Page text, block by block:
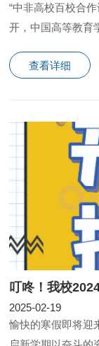
“中非高校百校合
开，中国高等教育
查看详细
叮咚！我校
2025-02-19
愉快的寒假即将迎